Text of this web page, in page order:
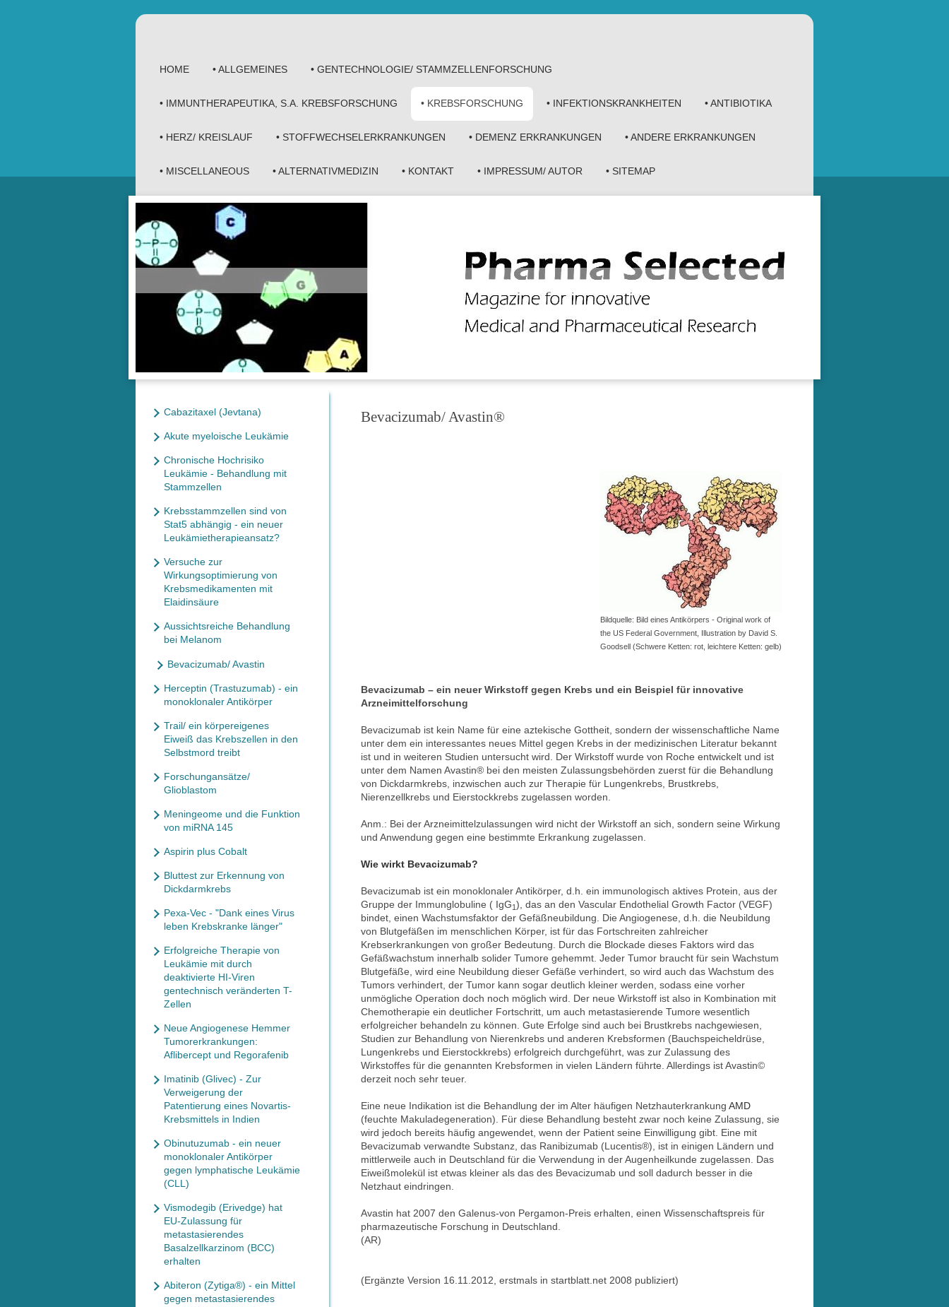
HOME • ALLGEMEINES • GENTECHNOLOGIE/ STAMMZELLENFORSCHUNG
• IMMUNTHERAPEUTIKA, S.A. KREBSFORSCHUNG • KREBSFORSCHUNG • INFEKTIONSKRANKHEITEN • ANTIBIOTIKA
• HERZ/ KREISLAUF • STOFFWECHSELERKRANKUNGEN • DEMENZ ERKRANKUNGEN • ANDERE ERKRANKUNGEN
• MISCELLANEOUS • ALTERNATIVMEDIZIN • KONTAKT • IMPRESSUM/ AUTOR • SITEMAP
Bevacizumab/ Avastin®
Bildquelle: Bild eines Antikörpers - Original work of
the US Federal Government, Illustration by David S.
Goodsell (Schwere Ketten: rot, leichtere Ketten: gelb)
Bevacizumab – ein neuer Wirkstoff gegen Krebs und ein Beispiel für innovative
Arzneimittelforschung
Bevacizumab ist kein Name für eine aztekische Gottheit, sondern der wissenschaftliche Name
unter dem ein interessantes neues Mittel gegen Krebs in der medizinischen Literatur bekannt
ist und in weiteren Studien untersucht wird. Der Wirkstoff wurde von Roche entwickelt und ist
unter dem Namen Avastin® bei den meisten Zulassungsbehörden zuerst für die Behandlung
von Dickdarmkrebs, inzwischen auch zur Therapie für Lungenkrebs, Brustkrebs,
Nierenzellkrebs und Eierstockkrebs zugelassen worden.
Anm.: Bei der Arzneimittelzulassungen wird nicht der Wirkstoff an sich, sondern seine Wirkung
und Anwendung gegen eine bestimmte Erkrankung zugelassen.
Wie wirkt Bevacizumab?
Bevacizumab ist ein monoklonaler Antikörper, d.h. ein immunologisch aktives Protein, aus der
Gruppe der Immunglobuline ( IgG1), das an den Vascular Endothelial Growth Factor (VEGF)
bindet, einen Wachstumsfaktor der Gefäßneubildung. Die Angiogenese, d.h. die Neubildung
von Blutgefäßen im menschlichen Körper, ist für das Fortschreiten zahlreicher
Krebserkrankungen von großer Bedeutung. Durch die Blockade dieses Faktors wird das
Gefäßwachstum innerhalb solider Tumore gehemmt. Jeder Tumor braucht für sein Wachstum
Blutgefäße, wird eine Neubildung dieser Gefäße verhindert, so wird auch das Wachstum des
Tumors verhindert, der Tumor kann sogar deutlich kleiner werden, sodass eine vorher
unmögliche Operation doch noch möglich wird. Der neue Wirkstoff ist also in Kombination mit
Chemotherapie ein deutlicher Fortschritt, um auch metastasierende Tumore wesentlich
erfolgreicher behandeln zu können. Gute Erfolge sind auch bei Brustkrebs nachgewiesen,
Studien zur Behandlung von Nierenkrebs und anderen Krebsformen (Bauchspeicheldrüse,
Lungenkrebs und Eierstockkrebs) erfolgreich durchgeführt, was zur Zulassung des
Wirkstoffes für die genannten Krebsformen in vielen Ländern führte. Allerdings ist Avastin©
derzeit noch sehr teuer.
Eine neue Indikation ist die Behandlung der im Alter häufigen Netzhauterkrankung AMD
(feuchte Makuladegeneration). Für diese Behandlung besteht zwar noch keine Zulassung, sie
wird jedoch bereits häufig angewendet, wenn der Patient seine Einwilligung gibt. Eine mit
Bevacizumab verwandte Substanz, das Ranibizumab (Lucentis®), ist in einigen Ländern und
mittlerweile auch in Deutschland für die Verwendung in der Augenheilkunde zugelassen. Das
Eiweißmolekül ist etwas kleiner als das des Bevacizumab und soll dadurch besser in die
Netzhaut eindringen.
Avastin hat 2007 den Galenus-von Pergamon-Preis erhalten, einen Wissenschaftspreis für
pharmazeutische Forschung in Deutschland.
(AR)
(Ergänzte Version 16.11.2012, erstmals in startblatt.net 2008 publiziert)
Cabazitaxel (Jevtana)
Akute myeloische Leukämie
Chronische Hochrisiko
Leukämie - Behandlung mit
Stammzellen
Krebsstammzellen sind von
Stat5 abhängig - ein neuer
Leukämietherapieansatz?
Versuche zur
Wirkungsoptimierung von
Krebsmedikamenten mit
Elaidinsäure
Aussichtsreiche Behandlung
bei Melanom
Bevacizumab/ Avastin
Herceptin (Trastuzumab) - ein
monoklonaler Antikörper
Trail/ ein körpereigenes
Eiweiß das Krebszellen in den
Selbstmord treibt
Forschungansätze/
Glioblastom
Meningeome und die Funktion
von miRNA 145
Aspirin plus Cobalt
Bluttest zur Erkennung von
Dickdarmkrebs
Pexa-Vec - "Dank eines Virus
leben Krebskranke länger"
Erfolgreiche Therapie von
Leukämie mit durch
deaktivierte HI-Viren
gentechnisch veränderten T-
Zellen
Neue Angiogenese Hemmer
Tumorerkrankungen:
Aflibercept und Regorafenib
Imatinib (Glivec) - Zur
Verweigerung der
Patentierung eines Novartis-
Krebsmittels in Indien
Obinutuzumab - ein neuer
monoklonaler Antikörper
gegen lymphatische Leukämie
(CLL)
Vismodegib (Erivedge) hat
EU-Zulassung für
metastasierendes
Basalzellkarzinom (BCC)
erhalten
Abiteron (Zytiga®) - ein Mittel
gegen metastasierendes